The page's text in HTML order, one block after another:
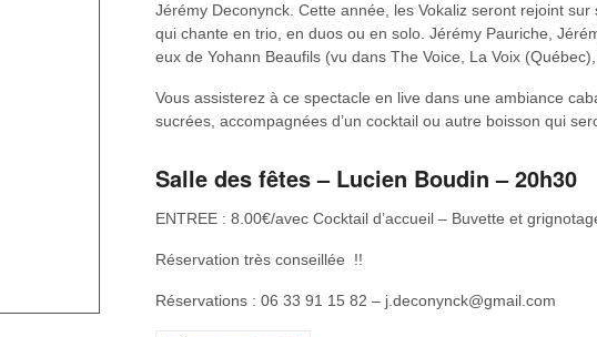
Jérémy Deconynck. Cette année, les Vokaliz seront rejoint
qui chante en trio, en duos ou en solo. Jérémy Pauriche,
eux de Yohann Beaufils (vu dans The Voice, La Voix
Vous assisterez à ce spectacle en live dans une ambiance
sucrées, accompagnées d’un cocktail ou autre boisson qui
Salle des fêtes – Lucien Boudin – 20h30
ENTREE : 8.00€/avec Cocktail d’accueil – Buvette et
Réservation très conseillée !!
Réservations : 06 33 91 15 82 – j.deconynck@gmail.com